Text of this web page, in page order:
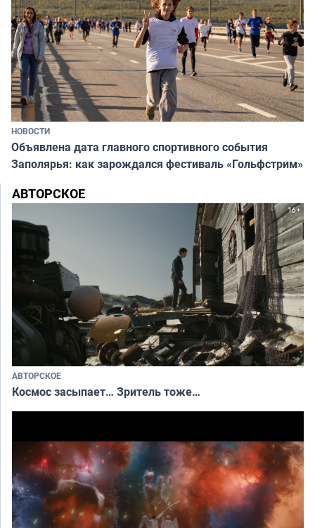
НОВОСТИ
Объявлена дата главного спортивного события
Заполярья: как зарождался фестиваль «Гольфстрим»
АВТОРСКОЕ
АВТОРСКОЕ
Космос засыпает… Зритель тоже…